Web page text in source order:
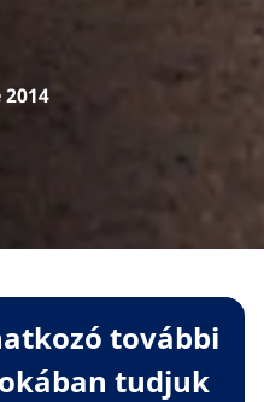
további
tudjuk